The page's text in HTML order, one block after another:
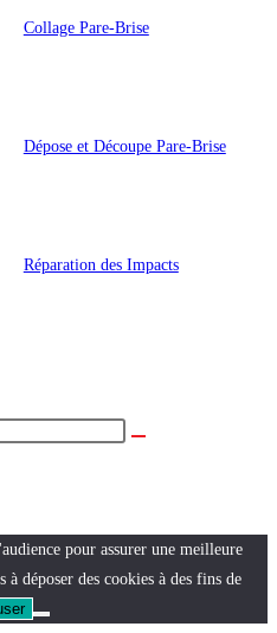
Collage Pare-Brise
Dépose et Découpe Pare-Brise
Réparation des Impacts
pour assurer une meilleure
déposer des cookies à des fins de